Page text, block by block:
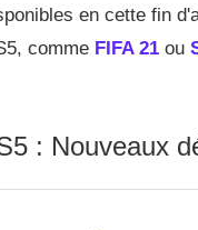
en cette fin
comme FIFA 21 ou
: Nouveaux